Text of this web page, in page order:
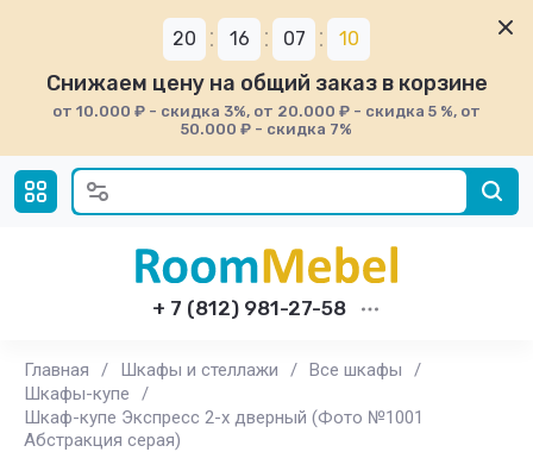
20 16 07 10
Снижаем цену на общий заказ в корзине
от 10.000 ₽ - скидка 3%, от 20.000 ₽ - скидка 5 %, от
50.000 ₽ - скидка 7%
+ 7 (812) 981-27-58
Главная / Шкафы и стеллажи / Все шкафы
/
Шкафы-купе
/
Шкаф-купе Экспресс 2-х дверный (Фото №1001
Абстракция серая)